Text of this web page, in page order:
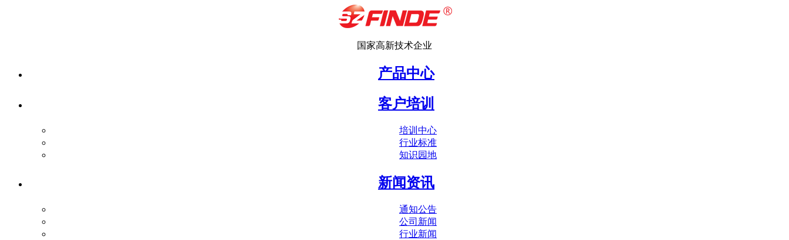
国家高新技术企业
产品中心
客户培训
培训中心
行业标准
知识园地
新闻资讯
通知公告
公司新闻
行业新闻